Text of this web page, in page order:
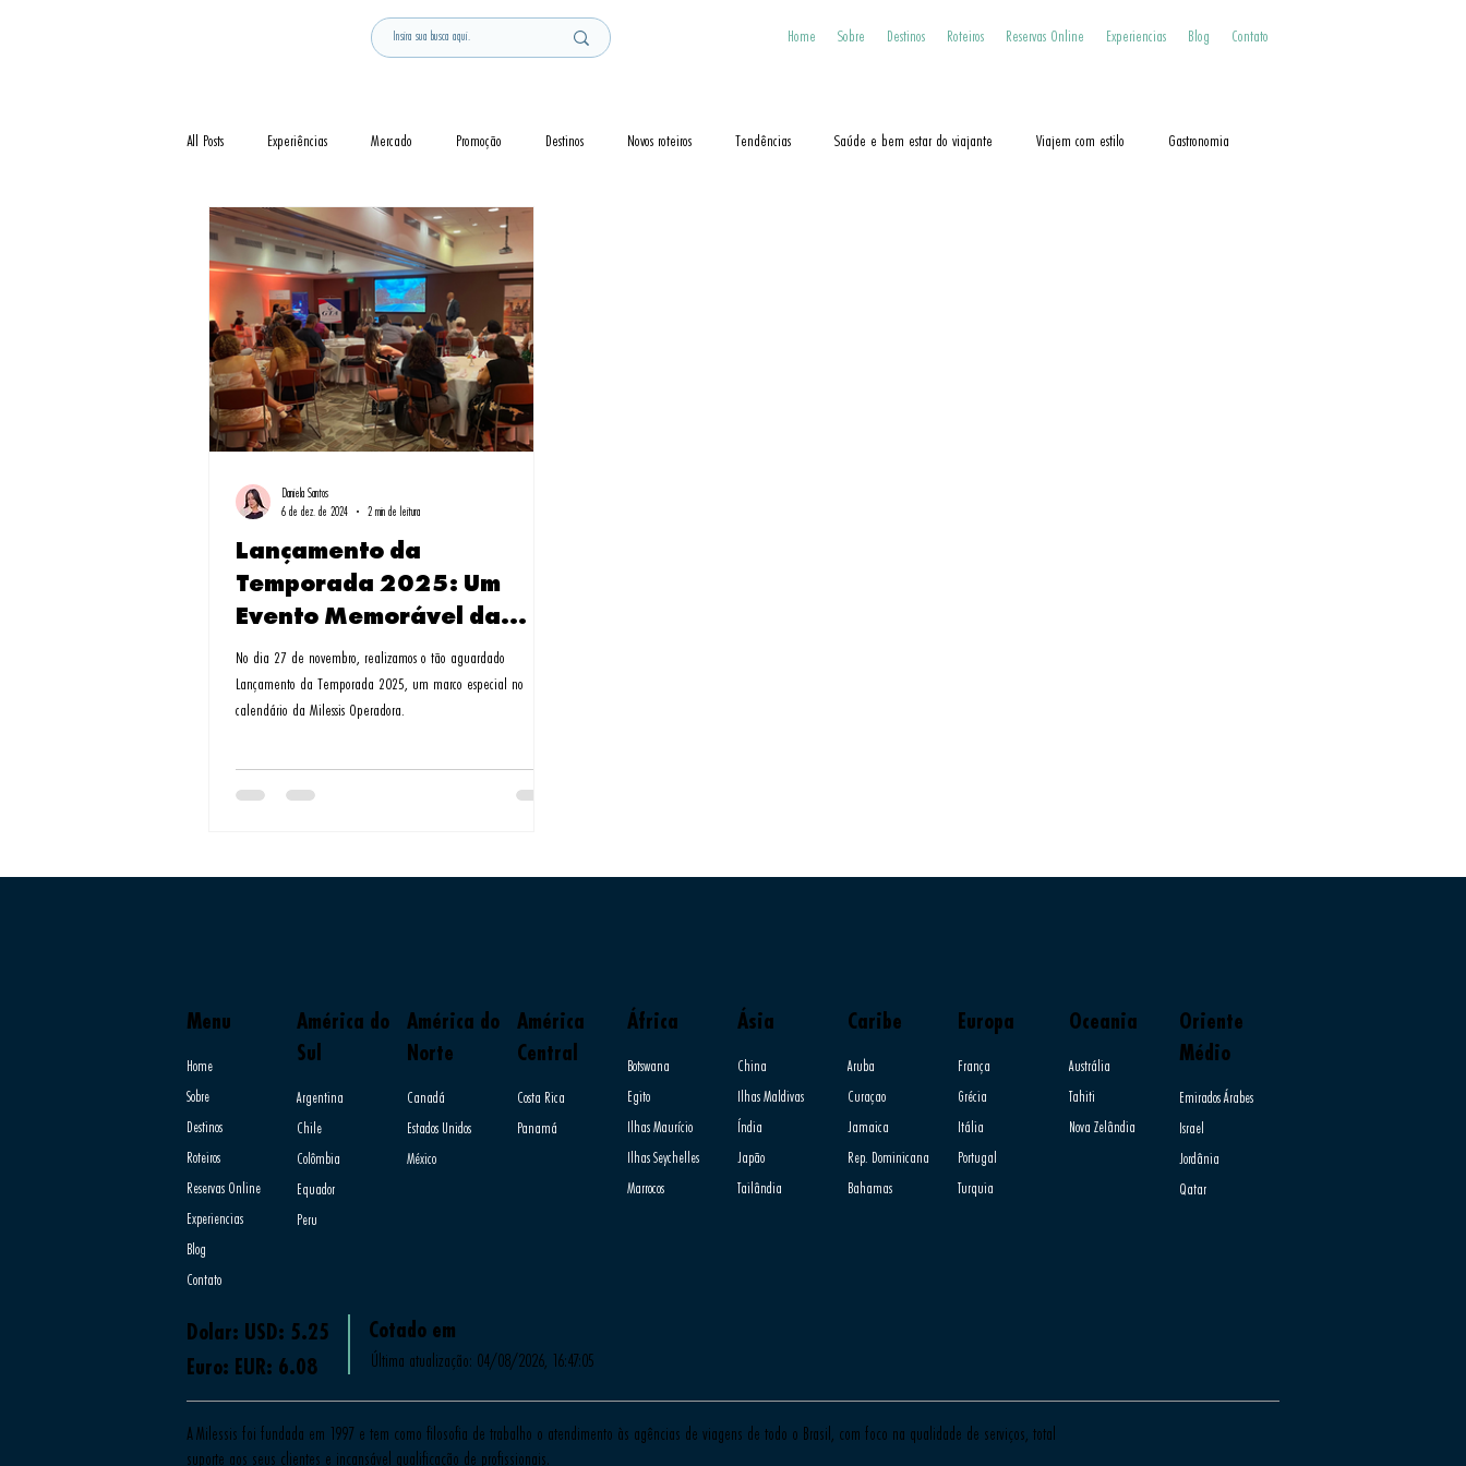
Home Sobre Destinos Roteiros Reservas Online Experiencias Blog Contato
All Posts Experiências Mercado Promoção Destinos Novos roteiros Tendências Saúde e bem estar do viajante Viajem com estilo Gastronomia
Notícia Novidades Curiosidades Dicas
Lançamento da
Temporada 2025: Um
Evento Memorável da
Milessis Operadora
No dia 27 de novembro, realizamos o tão aguardado
Lançamento da Temporada 2025, um marco especial no
calendário da Milessis Operadora.
Daniela Santos
6 de dez. de 2024
2 min de leitura
Menu
Home
Sobre
Destinos
Roteiros
Reservas Online
Experiencias
Blog
Contato
América do
Sul
Argentina
Chile
Colômbia
Equador
Peru
América do
Norte
Canadá
Estados Unidos
México
América
Central
Costa Rica
Panamá
África
Botswana
Egito
Ilhas Maurício
Ilhas Seychelles
Marrocos
Ásia
China
Ilhas Maldivas
Índia
Japão
Tailândia
Caribe
Aruba
Curaçao
Jamaica
Rep. Dominicana
Bahamas
Europa
França
Grécia​
Itália
Portugal
Turquia
Oceania
Austrália
Tahiti
Nova Zelândia
Oriente
Médio
Emirados Árabes
Israel
Jordânia
Qatar
Euro: EUR: 6.08
Dolar: USD: 5.25
Última atualização: 04/08/2026, 16:47:05
Cotado em
A Milessis foi fundada em 1997 e tem como filosofia de trabalho o atendimento às agências de viagens de todo o Brasil, com foco na qualidade de serviços, total
suporte aos seus clientes e incansável qualificação de profissionais.